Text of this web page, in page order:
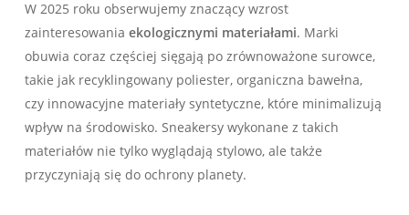
W 2025 roku obserwujemy znaczący wzrost
zainteresowania ekologicznymi materiałami. Marki
obuwia coraz częściej sięgają po zrównoważone surowce,
takie jak recyklingowany poliester, organiczna bawełna,
czy innowacyjne materiały syntetyczne, które minimalizują
wpływ na środowisko. Sneakersy wykonane z takich
materiałów nie tylko wyglądają stylowo, ale także
przyczyniają się do ochrony planety.